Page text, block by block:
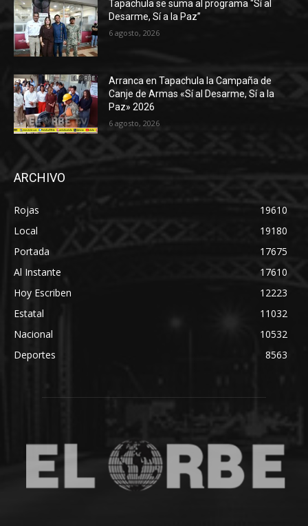
Tapachula se suma al programa “Sí al
Desarme, Sí a la Paz”
6 agosto, 2026
Arranca en Tapachula la Campaña de
Canje de Armas «Sí al Desarme, Sí a la
Paz» 2026
6 agosto, 2026
ARCHIVO
Rojas
19610
Local
19180
Portada
17675
Al Instante
17610
Hoy Escriben
12223
Estatal
11032
Nacional
10532
Deportes
8563